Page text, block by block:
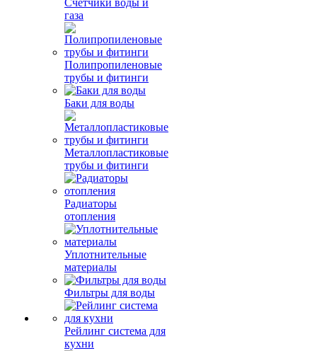
Счетчики воды и
газа
Полипропиленовые
трубы и фитинги
Баки для воды
Металлопластиковые
трубы и фитинги
Радиаторы
отопления
Уплотнительные
материалы
Фильтры для воды
Рейлинг система для
кухни